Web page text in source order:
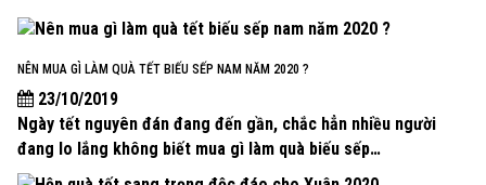
NÊN MUA GÌ LÀM QUÀ TẾT BIẾU SẾP NAM NĂM 2020 ?
23/10/2019
Ngày tết nguyên đán đang đến gần, chắc hẳn nhiều người
đang lo lắng không biết mua gì làm quà biếu sếp…